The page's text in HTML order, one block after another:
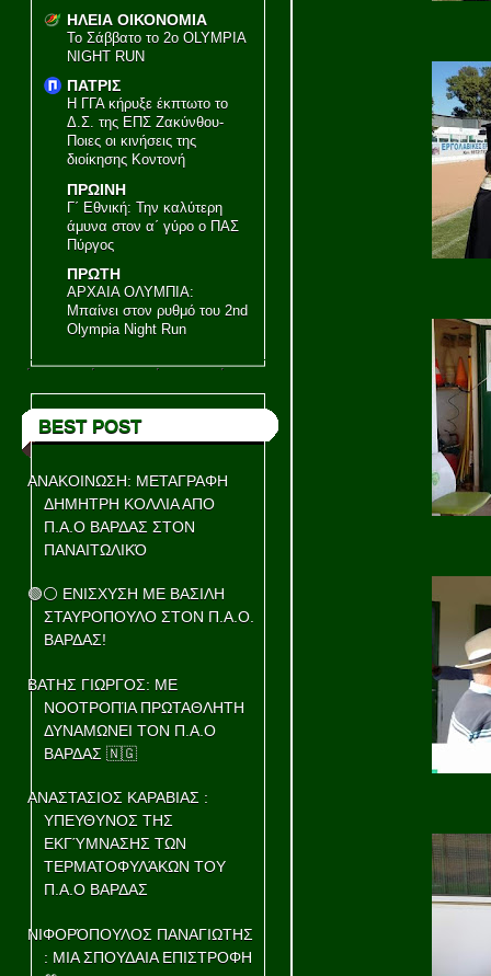
ΗΛΕΙΑ ΟΙΚΟΝΟΜΙΑ
Το Σάββατο το 2ο OLYMPIA
NIGHT RUN
ΠΑΤΡΙΣ
Η ΓΓΑ κήρυξε έκπτωτο το
Δ.Σ. της ΕΠΣ Ζακύνθου-
Ποιες οι κινήσεις της
διοίκησης Κοντονή
ΠΡΩΙΝΗ
Γ΄ Εθνική: Την καλύτερη
άμυνα στον α΄ γύρο ο ΠΑΣ
Πύργος
ΠΡΩΤΗ
ΑΡΧΑΙΑ ΟΛΥΜΠΙΑ:
Μπαίνει στον ρυθμό του 2nd
Olympia Night Run
BEST POST
ΑΝΑΚΟΙΝΩΣΗ: ΜΕΤΑΓΡΑΦΗ
ΔΗΜΗΤΡΗ ΚΟΛΛΙΑ ΑΠΟ
Π.Α.Ο ΒΑΡΔΑΣ ΣΤΟΝ
ΠΑΝΑΙΤΩΛΙΚΌ
🟢⚪ ΕΝΙΣΧΥΣΗ ΜΕ ΒΑΣΙΛΗ
ΣΤΑΥΡΟΠΟΥΛΟ ΣΤΟΝ Π.Α.Ο.
ΒΑΡΔΑΣ!
ΒΑΤΗΣ ΓΙΩΡΓΟΣ: ΜΕ
ΝΟΟΤΡΟΠΊΑ ΠΡΩΤΑΘΛΗΤΗ
ΔΥΝΑΜΩΝΕΙ ΤΟΝ Π.Α.Ο
ΒΑΡΔΑΣ 🇳🇬
ΑΝΑΣΤΑΣΙΟΣ ΚΑΡΑΒΙΑΣ :
ΥΠΕΥΘΥΝΟΣ ΤΗΣ
ΕΚΓΎΜΝΑΣΗΣ ΤΩΝ
ΤΕΡΜΑΤΟΦΥΛΆΚΩΝ ΤΟΥ
Π.Α.Ο ΒΑΡΔΑΣ
ΝΙΦΟΡΌΠΟΥΛΟΣ ΠΑΝΑΓΙΩΤΗΣ
: ΜΙΑ ΣΠΟΥΔΑΙΑ ΕΠΙΣΤΡΟΦΗ